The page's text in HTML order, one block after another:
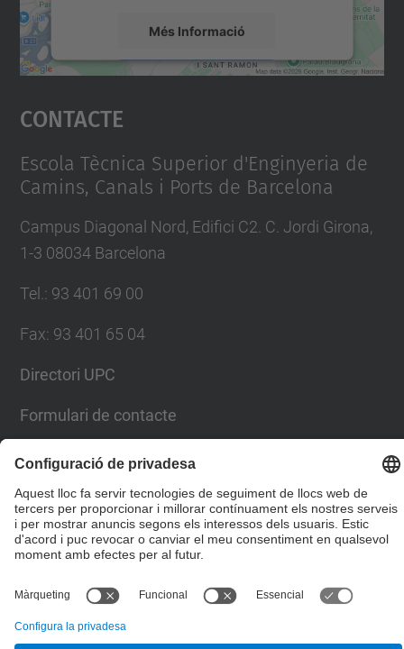
Més Informació
Accepta
powered by
Contacte
Escola Tècnica Superior d'Enginyeria de
Camins, Canals i Ports de Barcelona
Campus Diagonal Nord, Edifici C2. C. Jordi Girona,
1-3 08034 Barcelona
Tel.: 93 401 69 00
Fax: 93 401 65 04
Directori UPC
Formulari de contacte
© UPC Escola Tècnica Superior d'Enginyers de Camins,
Canals i Ports de Barcelona
Desenvolupat amb